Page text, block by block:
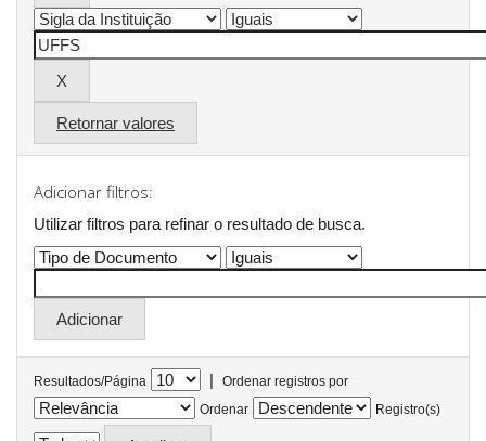
Retornar valores
Adicionar filtros:
Utilizar filtros para refinar o resultado de busca.
Resultados/Página |
Ordenar registros por
Ordenar
Registro(s)